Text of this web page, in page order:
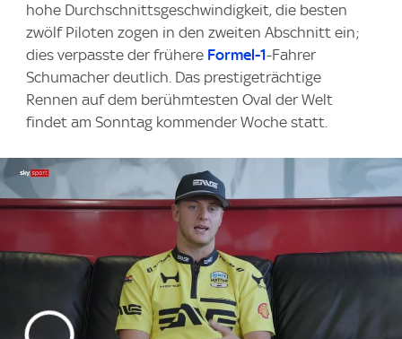
hohe Durchschnittsgeschwindigkeit, die besten
zwölf Piloten zogen in den zweiten Abschnitt ein;
dies verpasste der frühere Formel-1-Fahrer
Schumacher deutlich. Das prestigeträchtige
Rennen auf dem berühmtesten Oval der Welt
findet am Sonntag kommender Woche statt.